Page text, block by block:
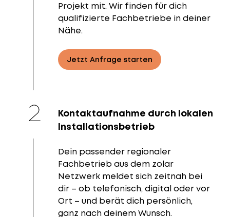
Projekt mit. Wir finden für dich
qualifizierte Fachbetriebe in deiner
Nähe.
Jetzt Anfrage starten
Kontaktaufnahme durch lokalen
Installationsbetrieb
Dein passender regionaler
Fachbetrieb aus dem zolar
Netzwerk meldet sich zeitnah bei
dir – ob telefonisch, digital oder vor
Ort – und berät dich persönlich,
ganz nach deinem Wunsch.